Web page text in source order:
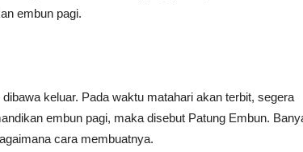
embun pagi.
keluar. Pada waktu matahari akan terbit, segera
embun pagi, maka disebut Patung Embun.
cara membuatnya.